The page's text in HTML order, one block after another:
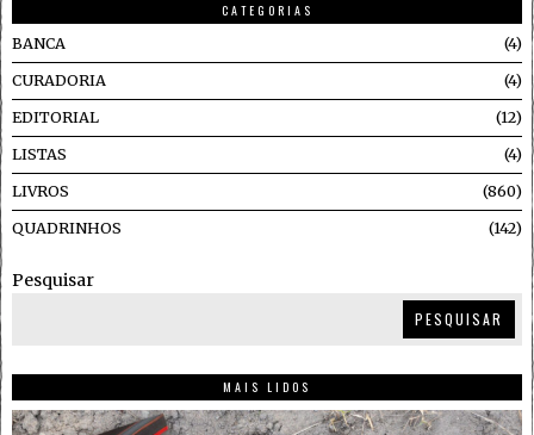
CATEGORIAS
BANCA
4
CURADORIA 4
EDITORIAL 12
LISTAS 4
LIVROS 860
QUADRINHOS 142
Pesquisar
PESQUISAR
MAIS LIDOS